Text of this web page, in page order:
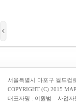
서울특별시 마포구 월드
COPYRIGHT (C) 2015
대표자명 : 이원범 사업